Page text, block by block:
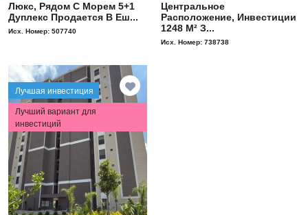
Люкс, Рядом С Морем 5+1
Дуплекс Продается В Еш...
Исх. Номер: 507740
Центральное
Расположение, Инвестиции
1248 M² З...
Исх. Номер: 738738
Лучшая инвестиция
Лучший вариант для
инвестиций